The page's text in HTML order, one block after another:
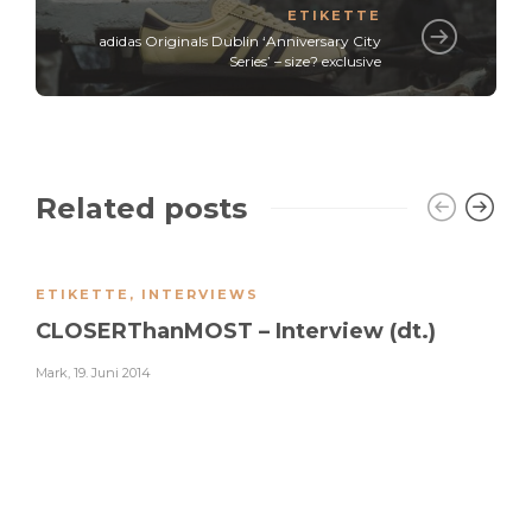
ETIKETTE
adidas Originals Dublin ‘Anniversary City
Series’ – size? exclusive
Related posts
ETIKETTE , INTERVIEWS
CLOSERThanMOST – Interview (dt.)
Mark 19. Juni 2014